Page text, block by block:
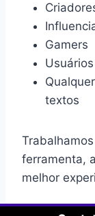
Gamers
textos
ferramenta,
melhor